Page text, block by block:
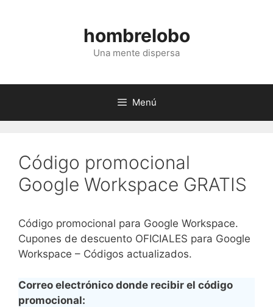
hombrelobo
Una mente dispersa
Menú
Código promocional
Google Workspace GRATIS
Código promocional para Google Workspace.
Cupones de descuento OFICIALES para Google
Workspace – Códigos actualizados.
Correo electrónico donde recibir el código
promocional: